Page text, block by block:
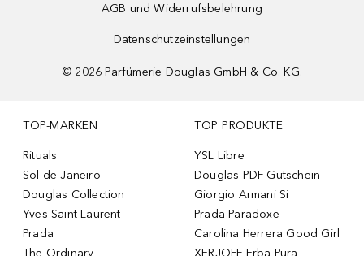
AGB und Widerrufsbelehrung
Datenschutzeinstellungen
© 2026 Parfümerie Douglas GmbH & Co. KG.
TOP-MARKEN
Rituals
Sol de Janeiro
Douglas Collection
Yves Saint Laurent
Prada
The Ordinary
TOP PRODUKTE
YSL Libre
Douglas PDF Gutschein
Giorgio Armani Si
Prada Paradoxe
Carolina Herrera Good Girl
XERJOFF Erba Pura